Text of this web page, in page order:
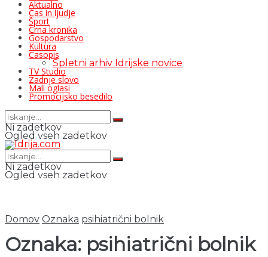
Aktualno
Čas in ljudje
Šport
Črna kronika
Gospodarstvo
Kultura
Časopis
Spletni arhiv Idrijske novice
TV Studio
Zadnje slovo
Mali oglasi
Promocijsko besedilo
Ni zadetkov
Ogled vseh zadetkov
Ni zadetkov
Ogled vseh zadetkov
Domov Oznaka psihiatrični bolnik
Oznaka: psihiatrični bolnik